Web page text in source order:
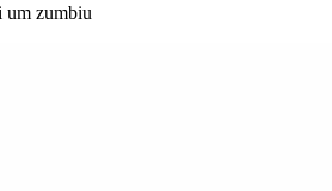
um zumbiu